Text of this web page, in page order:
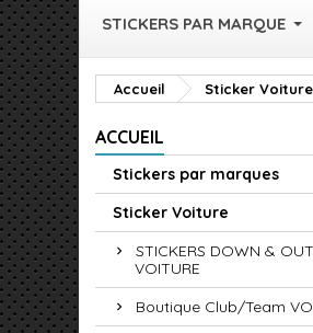
STICKERS PAR MARQUE
Accueil Sticker Voiture
ACCUEIL
Stickers par marques
Sticker Voiture
STICKERS DOWN & OUT
VOITURE
Boutique Club/Team